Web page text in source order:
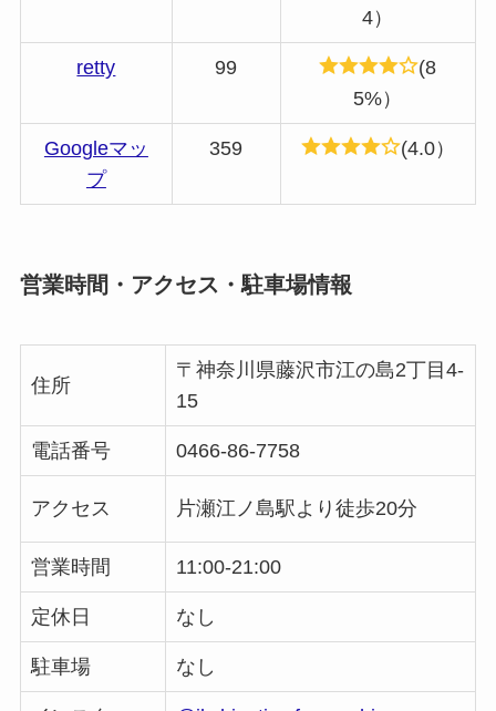
4）
retty 99
(8
5%）
Googleマッ
プ
359 (4.0）
営業時間・アクセス・駐車場情報
住所
〒神奈川県藤沢市江の島2丁目4-
15
電話番号 0466-86-7758
アクセス 片瀬江ノ島駅より徒歩20分
営業時間 11:00-21:00
定休日 なし
駐車場 なし